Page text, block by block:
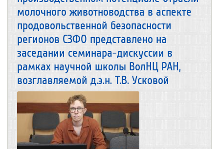
молочного животноводства в аспекте
продовольственной безопасности
регионов СЗФО представлено на
заседании семинара-дискуссии в
рамках научной школы ВолНЦ РАН,
возглавляемой д.э.н. Т.В. Усковой